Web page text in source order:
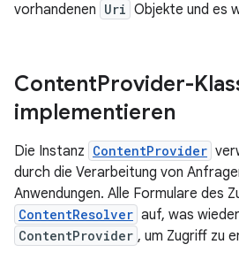
vorhandenen Uri Objekte und es
ContentProvider-
implementieren
Die Instanz ContentProvider
durch die Verarbeitung von
Anwendungen. Alle Formulare des
ContentResolver auf, was
ContentProvider , um Zugriff zu